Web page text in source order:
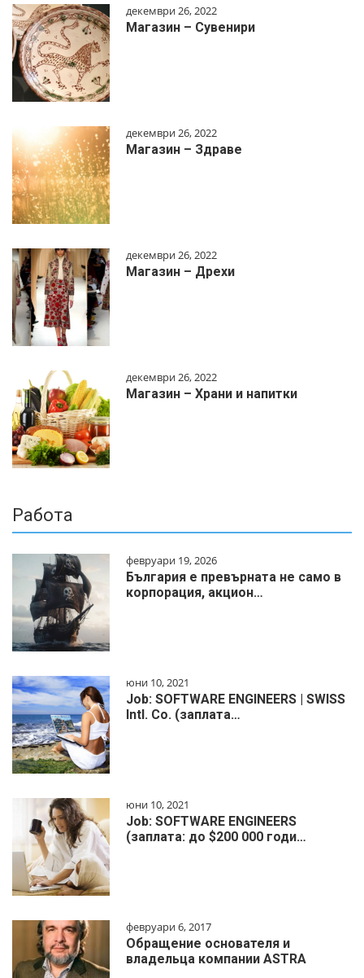
декември 26, 2022
Магазин – Сувенири
декември 26, 2022
Магазин – Здраве
декември 26, 2022
Магазин – Дрехи
декември 26, 2022
Магазин – Храни и напитки
Работа
февруари 19, 2026
България е превърната не само в
корпорация, акцион…
юни 10, 2021
Job: SOFTWARE ENGINEERS | SWISS
Intl. Co. (заплата…
юни 10, 2021
Job: SOFTWARE ENGINEERS
(заплата: до $200 000 годи…
февруари 6, 2017
Обращение основателя и
владельца компании ASTRA